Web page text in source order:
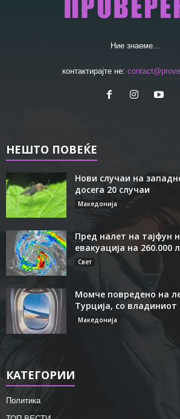
Ние знаеме...
контактирајте не:
НЕШТО ПОВЕЌЕ
Нови случаи на
досега 20 случаи
Македонија
Пред налет на тајфун
евакуација на 260.000
Свет
Момче повредено на
Турција, со
Македонија
КАТЕГОРИИ
Политика